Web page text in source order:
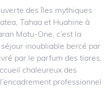
des îles mythiques
Tahaa et Huahine à
Motu-One, c’est la
séjour inoubliable bercé par
par le parfum des tiares,
chaleureux des
professionnel